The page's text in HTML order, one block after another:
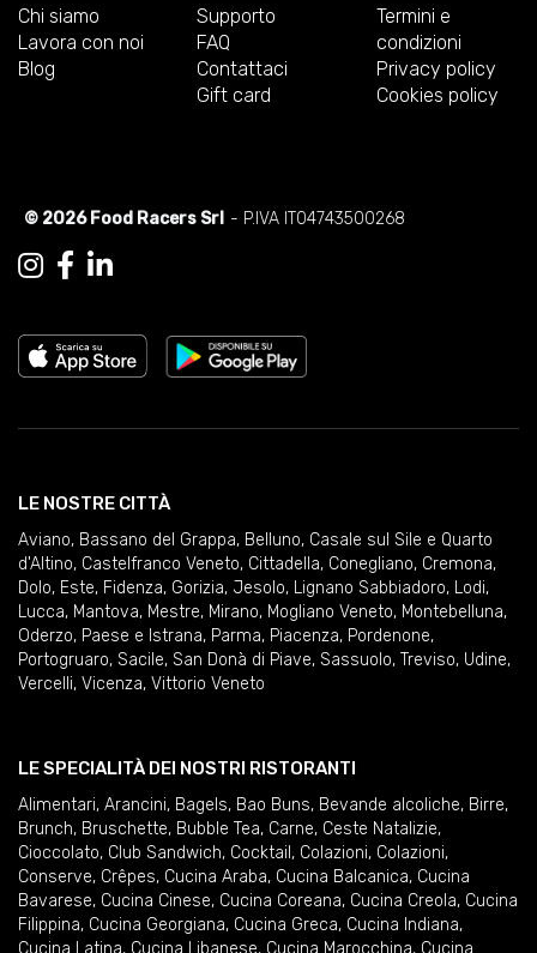
Chi siamo
Lavora con noi
Blog
Supporto
FAQ
Contattaci
Gift card
Termini e
condizioni
Privacy policy
Cookies policy
© 2026 Food Racers Srl - P.IVA IT04743500268
LE NOSTRE CITTÀ
Aviano, Bassano del Grappa, Belluno, Casale sul Sile e Quarto
d'Altino, Castelfranco Veneto, Cittadella, Conegliano, Cremona,
Dolo, Este, Fidenza, Gorizia, Jesolo, Lignano Sabbiadoro, Lodi,
Lucca, Mantova, Mestre, Mirano, Mogliano Veneto, Montebelluna,
Oderzo, Paese e Istrana, Parma, Piacenza, Pordenone,
Portogruaro, Sacile, San Donà di Piave, Sassuolo, Treviso, Udine,
Vercelli, Vicenza, Vittorio Veneto
LE SPECIALITÀ DEI NOSTRI RISTORANTI
Alimentari, Arancini, Bagels, Bao Buns, Bevande alcoliche, Birre,
Brunch, Bruschette, Bubble Tea, Carne, Ceste Natalizie,
Cioccolato, Club Sandwich, Cocktail , Colazioni, Colazioni,
Conserve, Crêpes, Cucina Araba, Cucina Balcanica, Cucina
Bavarese, Cucina Cinese, Cucina Coreana, Cucina Creola, Cucina
Filippina, Cucina Georgiana, Cucina Greca, Cucina Indiana,
Cucina Latina, Cucina Libanese, Cucina Marocchina, Cucina